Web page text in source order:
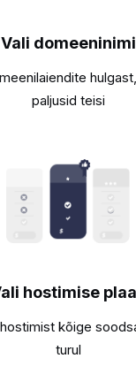
Vali domeeninimi
paljusid teisi
hostimise
kõige
turul